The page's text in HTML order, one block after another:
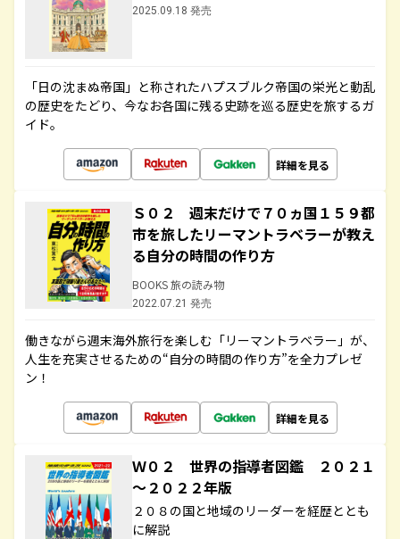
2025.09.18 発売
「日の沈まぬ帝国」と称されたハプスブルク帝国の栄光と動乱
の歴史をたどり、今なお各国に残る史跡を巡る歴史を旅するガ
イド。
詳細を見る
Ｓ０２ 週末だけで７０ヵ国１５９都
市を旅したリーマントラベラーが教え
る自分の時間の作り方
BOOKS 旅の読み物
2022.07.21 発売
働きながら週末海外旅行を楽しむ「リーマントラベラー」が、
人生を充実させるための“自分の時間の作り方”を全力プレゼ
ン！
詳細を見る
Ｗ０２ 世界の指導者図鑑 ２０２１
～２０２２年版
２０８の国と地域のリーダーを経歴ととも
に解説